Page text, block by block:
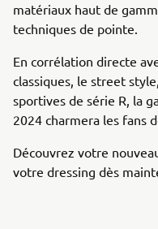
matériaux haut de
techniques de pointe.
En corrélation directe
classiques, le street
sportives de série R, la
2024 charmera les fans
Découvrez votre
votre dressing dès